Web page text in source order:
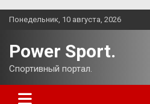
Перейти
Понедельник, 10 августа, 2026
Power Sport.
Спортивный портал.